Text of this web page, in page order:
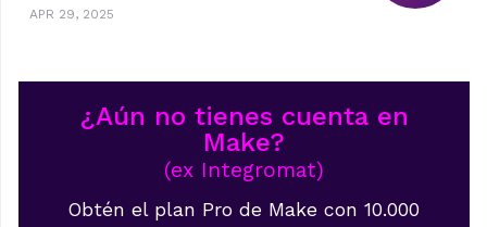
APR 29, 2025
¿Aún no tienes cuenta en
Make?
(ex Integromat)
Obtén el plan Pro de Make con 10.000